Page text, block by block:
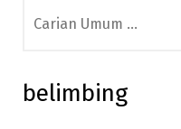
for:
belimbing